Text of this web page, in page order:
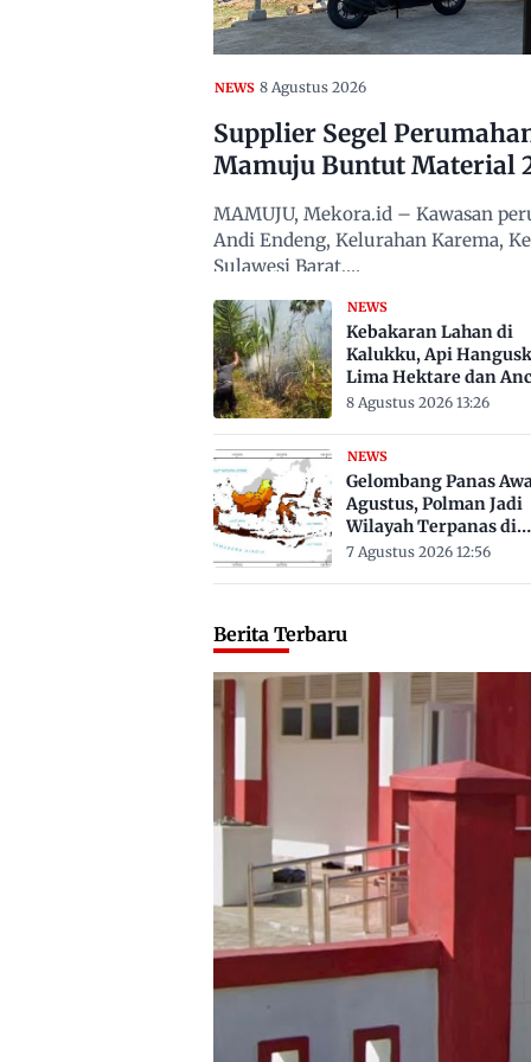
NEWS 8 Agustus 2026
Supplier Segel
Mamuju Buntut Material
MAMUJU, Mekora.id – Kawasan
Andi Endeng, Kelurahan Karema,
Sulawesi Barat,…
NEWS
Kebakaran Lahan di
Kalukku, Api
Lima Hektare dan
Permukiman
8 Agustus 2026 13:26
NEWS
Gelombang Panas
Agustus, Polman Jadi
Wilayah Terpanas di
Sulbar Suhu Lebih Dari
7 Agustus 2026 12:56
Berita Terbaru